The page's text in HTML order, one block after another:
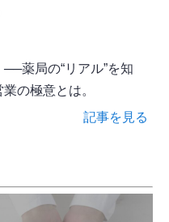
薬局の“リアル”を知
の極意とは。
記事を見る